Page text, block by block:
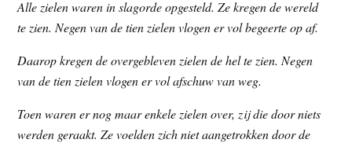
e
s
i
t
Alle zielen waren in slagorde opgesteld. Ze kregen de wereld
te zien. Negen van de tien zielen vlogen er vol begeerte op af.
Daarop kregen de overgebleven zielen de hel te zien. Negen
van de tien zielen vlogen er vol afschuw van weg.
Toen waren er nog maar enkele zielen over, zij die door niets
werden geraakt. Ze voelden zich niet aangetrokken door de